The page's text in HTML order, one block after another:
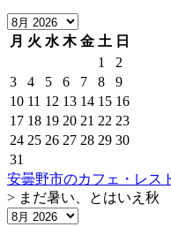
月 火 水 木 金 土 日
1
2
3
4 5 6 7 8
9
10 11 12 13 14 15 16
17 18 19 20 21 22 23
24 25 26 27 28 29 30
31
安曇野市のカフェ・レス
> まだ暑い、とはいえ秋